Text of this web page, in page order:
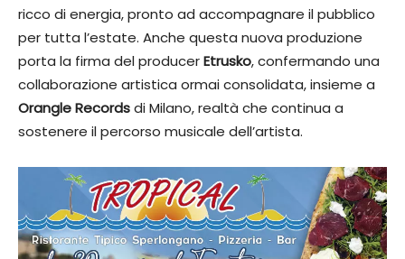
ricco di energia, pronto ad accompagnare il pubblico
per tutta l’estate. Anche questa nuova produzione
porta la firma del producerEtrusko, confermando una
collaborazione artistica ormai consolidata, insieme a
Orangle Recordsdi Milano, realtà che continua a
sostenere il percorso musicale dell’artista.